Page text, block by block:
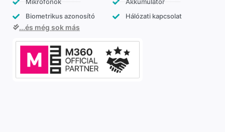
Mikrofonok
Biometrikus azonosító
Akkumulátor
Hálózati kapcsolat
...és még sok más